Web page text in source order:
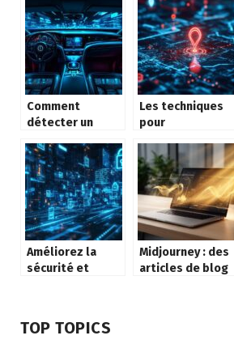
transforme la
creation visuelle
pour tous
680A – Avis &
Test : Analyse
complète de ses
performances et
sa durabilité
Comment
détecter un
dans votre
véhicule
Les techniques
pour
téléphone
portable sans
connaître le nom
du propriétaire
Améliorez la
sécurité et
Midjourney : des
articles de blog
TOP TOPICS